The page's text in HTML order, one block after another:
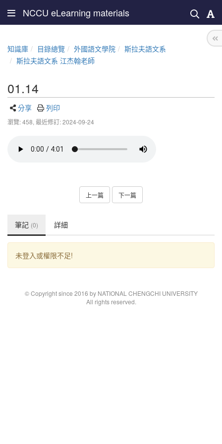
NCCU eLearning materials
知識庫 目錄總覽 外國語文學院
斯拉夫語文系
斯拉夫語文系 江杰翰老師
01.14
分享 列印
瀏覽: 458, 最近修訂: 2024-09-24
上一篇 下一篇
筆記 (0) 詳細
未登入或權限不足!
© Copyright since 2016 by NATIONAL CHENGCHI UNIVERSITY
All rights reserved.